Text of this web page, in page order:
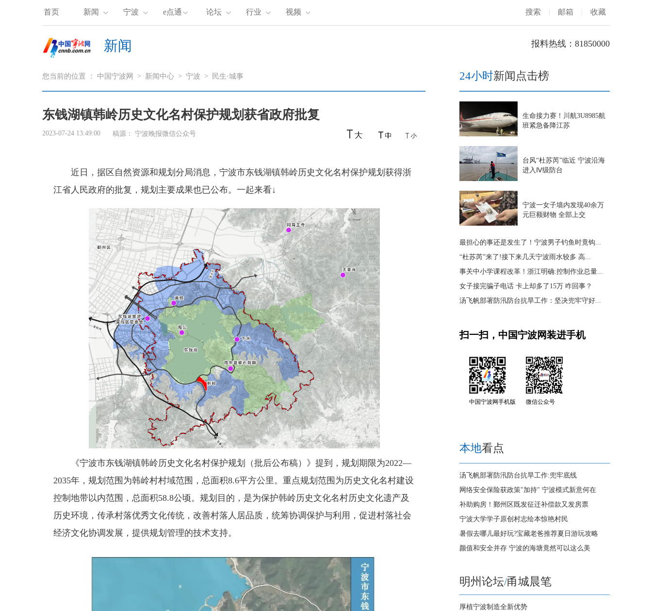
首页 新闻 宁波 e点通 论坛 行业 视频 搜索 | 邮箱 | 收藏
新闻 报料热线：81850000
您当前的位置 ： 中国宁波网 > 新闻中心 > 宁波 > 民生·城事
东钱湖镇韩岭历史文化名村保护规划获省政府批复
2023-07-24 13:49:00 稿源： 宁波晚报微信公众号
近日，据区自然资源和规划分局消息， 宁波市东钱湖镇韩岭历史文化名村保护规划获得浙
江省人民政府的批复，规划主要成果也已公布。一起来看↓
《宁波市东钱湖镇韩岭历史文化名村保护规划（批后公布稿）》提到， 规划期限为2022—
2035年，规划范围为韩岭村村域范围，总面积8.6平方公里。重点规划范围为历史文化名村建设
控制地带以内范围，总面积58.8公顷。 规划目的，是为保护韩岭历史文化名村历史文化遗产及
历史环境，传承村落优秀文化传统，改善村落人居品质，统筹协调保护与利用，促进村落社会
经济文化协调发展，提供规划管理的技术支持。
24小时新闻点击榜
生命接力赛！川航3U8985航
班紧急备降江苏
台风“杜苏芮”临近 宁波沿海
进入Ⅳ级防台
宁波一女子墙内发现40余万
元巨额财物 全部上交
最担心的事还是发生了！宁波男子钓鱼时竟钩...
“杜苏芮”来了!接下来几天宁波雨水较多 高...
事关中小学课程改革！浙江明确:控制作业总量...
女子接完骗子电话 卡上却多了15万 咋回事？
汤飞帆部署防汛防台抗旱工作：坚决兜牢守好...
扫一扫，中国宁波网装进手机
中国宁波网手机版 微信公众号
本地看点
汤飞帆部署防汛防台抗旱工作:兜牢底线
网络安全保险获政策"加持" 宁波模式新意何在
补助购房！鄞州区既发征迁补偿款又发房票
宁波大学学子原创村志绘本惊艳村民
暑假去哪儿最好玩?宝藏老爸推荐夏日游玩攻略
颜值和安全并存 宁波的海塘竟然可以这么美
明州论坛/甬城晨笔
厚植宁波制造全新优势